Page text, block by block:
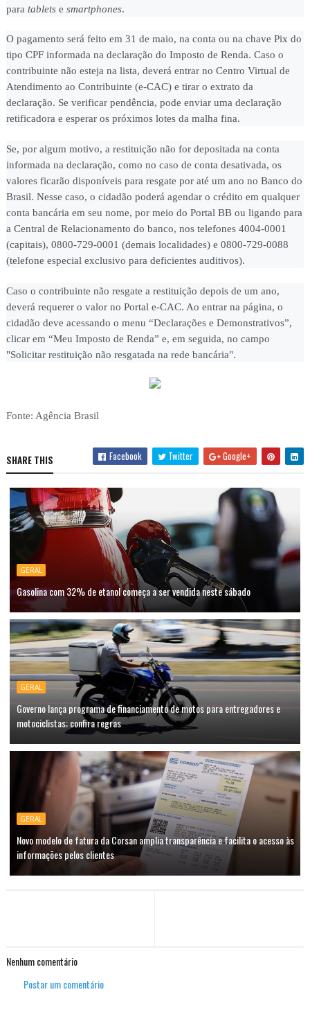
para tabletse smartphones.
O pagamento será feito em 31 de maio, na conta ou na chave Pix do
tipo CPF informada na declaração do Imposto de Renda. Caso o
contribuinte não esteja na lista, deverá entrar no Centro Virtual de
Atendimento ao Contribuinte (e-CAC) e tirar o extrato da
declaração. Se verificar pendência, pode enviar uma declaração
retificadora e esperar os próximos lotes da malha fina.
Se, por algum motivo, a restituição não for depositada na conta
informada na declaração, como no caso de conta desativada, os
valores ficarão disponíveis para resgate por até um ano no Banco do
Brasil. Nesse caso, o cidadão poderá agendar o crédito em qualquer
conta bancária em seu nome, por meio do Portal BB ou ligando para
a Central de Relacionamento do banco, nos telefones 4004-0001
(capitais), 0800-729-0001 (demais localidades) e 0800-729-0088
(telefone especial exclusivo para deficientes auditivos).
Caso o contribuinte não resgate a restituição depois de um ano,
deverá requerer o valor no Portal e-CAC. Ao entrar na página, o
cidadão deve acessando o menu “Declarações e Demonstrativos”,
clicar em “Meu Imposto de Renda” e, em seguida, no campo
"Solicitar restituição não resgatada na rede bancária".
Fonte: Agência Brasil
SHARE THIS Facebook Twitter Google+
GERAL
Gasolina com 32% de etanol começa a ser vendida neste sábado
GERAL
Governo lança programa de financiamento de motos para entregadores e
motociclistas; confira regras
GERAL
Novo modelo de fatura da Corsan amplia transparência e facilita o acesso às
informações pelos clientes
Nenhum comentário
Postar um comentário